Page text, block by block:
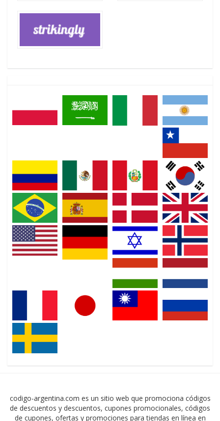
codigo-argentina.com es un sitio web que promociona códigos
de descuentos y descuentos, cupones promocionales, códigos
de cupones, ofertas y promociones para tiendas en línea en